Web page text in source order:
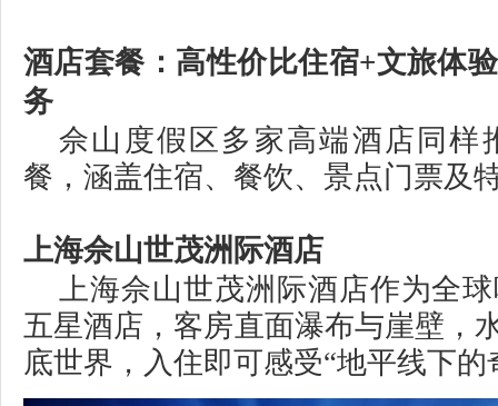
酒店套餐：高性价比住宿+文旅体
务
佘山度假区多家高端酒店同样
餐，涵盖住宿、餐饮、景点门票及
上海佘山世茂洲际酒店
上海佘山世茂洲际酒店作为全
五星酒店，客房直面瀑布与崖壁，
底世界，入住即可感受“地平线下的